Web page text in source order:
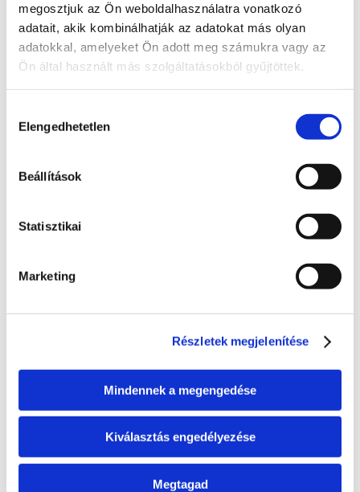
megosztjuk az Ön weboldalhasználatra vonatkozó
adatait, akik kombinálhatják az adatokat más olyan
adatokkal, amelyeket Ön adott meg számukra vagy az
Ön által használt más szolgáltatásokból gyűjtöttek.
kiválasztása
Elengedhetetlen
Beállítások
Statisztikai
Marketing
Részletek megjelenítése
Mindennek a megengedése
Kiválasztás engedélyezése
Megtagad
További lépések a probléma kapcsán
Radnai Márk
Teljes állapot lista megnyitása
A probléma megoldásához csatolt dokumentum(ok):
Bejelentkezés után azonnal csatlakozhatsz a
0 hozzászólás Időrendi sorrendbe rendezve
melyik szakaszban tart.
Bejelentve
2026. június 24., szerda